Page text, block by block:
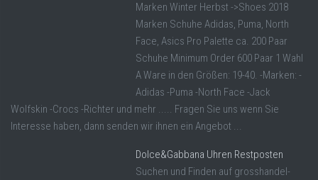
Marken Winter Herbst ->Shoes 2018
Marken Schuhe Adidas, Puma, North
Face, Asics Pro Palette ca. 200 Paar
Schuhe Minimum Order 600 Paar 1 Wahl
A Ware in den Größen: 19-40. -Marken: -
Adidas -Puma -North Face -Jack
Wolfskin -Crocs -Richter und mehr ..... Fragen Sie uns wenn Sie
Interesse haben, dann senden wir ihnen ein Angebot ...
Dolce&Gabbana Uhren Restposten
Suchen und Finden auf grosshandel-